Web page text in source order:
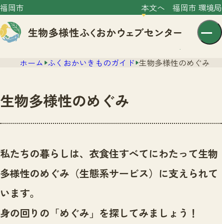
福岡市 本文へ 福岡市 環境局
センター紹介
センター紹介TOP
サイトポリシー
ニュース
いきものガイド
いきものガイドTOP
イベント
ホーム ふくおかいきものガイド 生物多様性のめぐみ
生物多様性のめぐみ
私たちの暮らしは、衣食住すべてにわたって生物
多様性のめぐみ（生態系サービス）に支えられて
います。
身の回りの「めぐみ」を探してみましょう！